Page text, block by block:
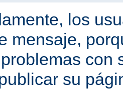
los
mensaje,
con
su